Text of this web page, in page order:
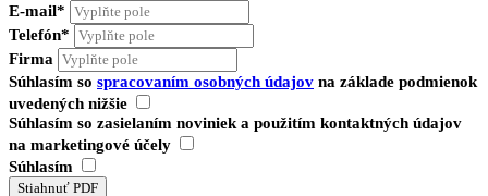
E-mail*
Telefón*
Firma
Súhlasím so spracovaním osobných údajov na základe podmienok
uvedených nižšie
Súhlasím so zasielaním noviniek a použitím kontaktných údajov
na marketingové účely
Súhlasím